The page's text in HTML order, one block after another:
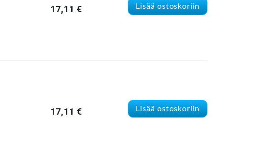
17,11 € Lisää ostoskoriin
17,11 € Lisää ostoskoriin